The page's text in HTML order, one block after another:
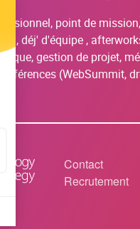
point de
déj' d'équipe ,
gestion de projet,
(WebSummit,
Contact
Recrutement